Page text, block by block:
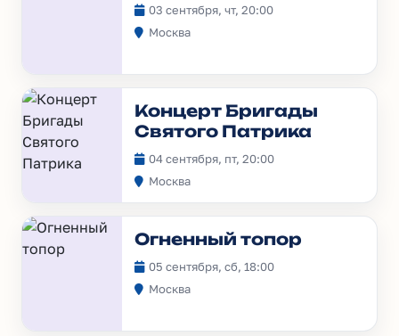
03 сентября, чт, 20:00
Москва
Концерт Бригады
Святого Патрика
04 сентября, пт, 20:00
Москва
Огненный топор
05 сентября, сб, 18:00
Москва